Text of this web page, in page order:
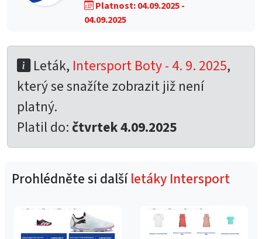
Platnost: 04.09.2025 -
04.09.2025
Leták, Intersport Boty - 4. 9. 2025,
který se snažíte zobrazit již není
platný.
Platil do: čtvrtek 4.09.2025
Prohlédněte si dalšíletáky Intersport